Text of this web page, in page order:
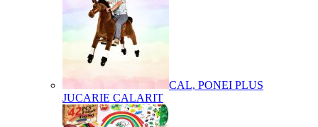
CAL, PONEI PLUS
JUCARIE CALARIT